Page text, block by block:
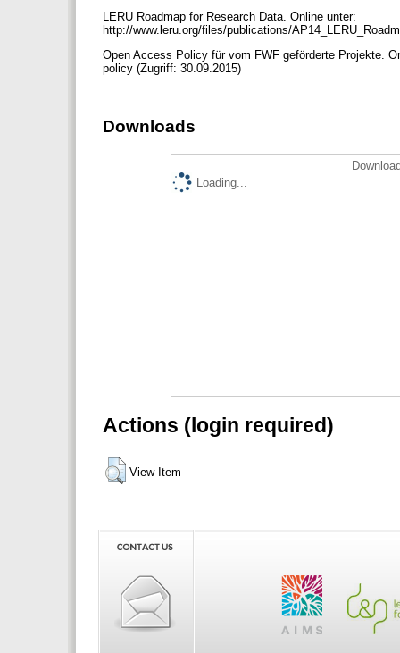
LERU Roadmap for Research Data. Online unter:
http://www.leru.org/files/publications/
Open Access Policy für vom FWF geförderte Projekte.
policy (Zugriff: 30.09.2015)
Downloads
Loading...
Actions (login required)
View Item